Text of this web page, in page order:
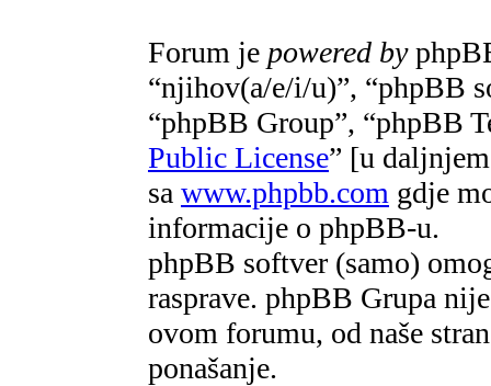
Forum je powered by
“njihov(a/e/i/u)”, “phpBB
“phpBB Group”, “phpBB
Public License” [u
sa www.phpbb.com gdje
informacije o phpBB-u.
phpBB softver (samo)
rasprave. phpBB Grupa
ovom forumu, od naše
ponašanje.